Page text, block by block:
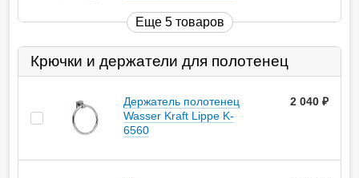
Еще 5 товаров
Крючки и держатели для полотенец
Держатель полотенец
Wasser Kraft Lippe K-
6560
2 040